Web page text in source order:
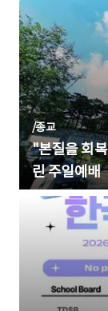
/종교
"본질을 회
린 주일예배